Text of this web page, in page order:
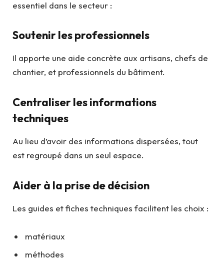
essentiel dans le secteur :
Soutenir les professionnels
Il apporte une aide concrète aux artisans, chefs de
chantier, et professionnels du bâtiment.
Centraliser les informations
techniques
Au lieu d’avoir des informations dispersées, tout
est regroupé dans un seul espace.
Aider à la prise de décision
Les guides et fiches techniques facilitent les choix :
matériaux
méthodes